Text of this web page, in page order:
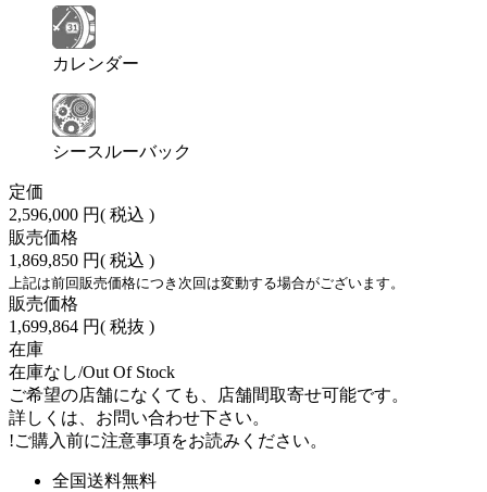
カレンダー
シースルーバック
定価
2,596,000 円( 税込 )
販売価格
1,869,850 円( 税込 )
上記は前回販売価格につき次回は変動する場合がございます。
販売価格
1,699,864 円( 税抜 )
在庫
在庫なし/Out Of Stock
ご希望の店舗になくても、店舗間取寄せ可能です。
詳しくは、お問い合わせ下さい。
!ご購入前に注意事項をお読みください。
全国送料無料